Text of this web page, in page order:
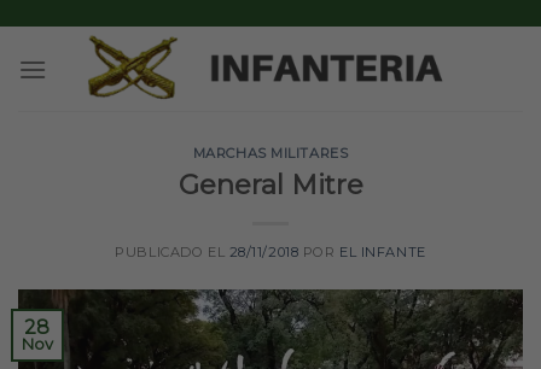
content
MARCHAS MILITARES
General Mitre
PUBLICADO EL 28/11/2018 POR EL INFANTE
28
Nov